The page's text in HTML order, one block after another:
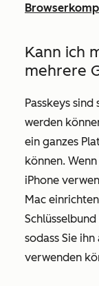
Kann ich
mehrere
Passkeys
werden
ein ganzes
können.
iPhone
Mac
sodass Sie
verwenden